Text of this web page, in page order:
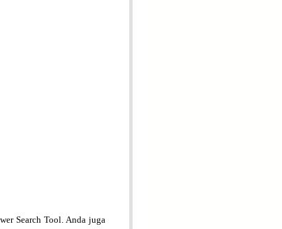
Search Tool. Anda juga